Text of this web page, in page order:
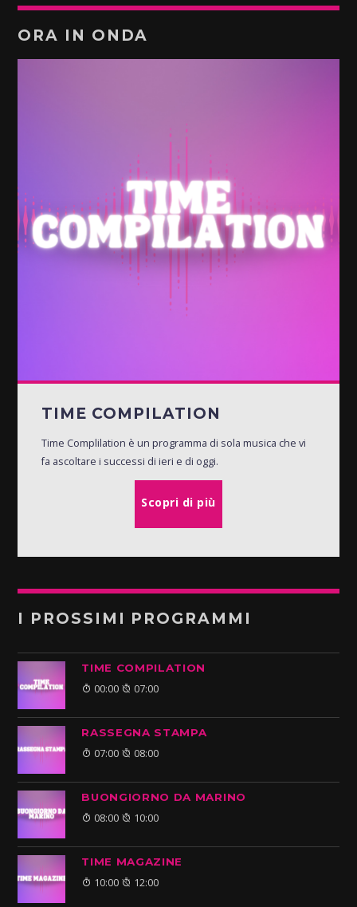
ORA IN ONDA
TIME COMPILATION
Time Complilation è un programma di sola musica che vi
fa ascoltare i successi di ieri e di oggi.
Scopri di più
I PROSSIMI PROGRAMMI
TIME COMPILATION
00:00 07:00
RASSEGNA STAMPA
07:00 08:00
BUONGIORNO DA MARINO
08:00 10:00
TIME MAGAZINE
10:00 12:00